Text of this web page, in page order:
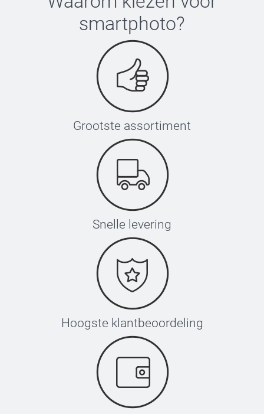
smartphoto?
Grootste assortiment
Snelle levering
Hoogste klantbeoordeling